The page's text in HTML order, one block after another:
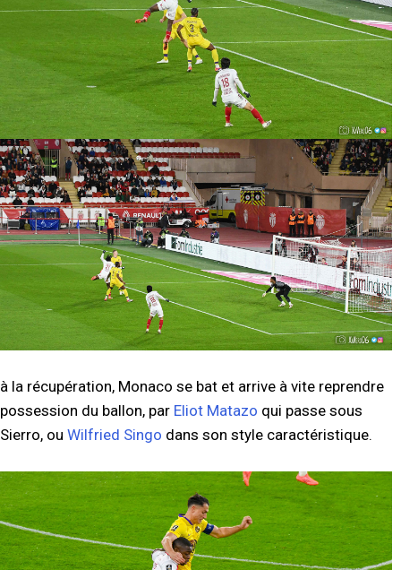
à la récupération, Monaco se bat et arrive à vite reprendre
possession du ballon, par Eliot Matazo qui passe sous
Sierro, ou Wilfried Singo dans son style caractéristique.